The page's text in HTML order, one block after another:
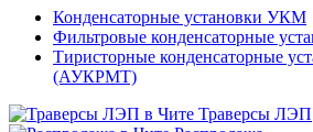
Конденсаторные установки УКМ
Фильтровые конденсаторные
Тиристорные конденсаторные
(АУКРМТ)
Траверсы ЛЭП